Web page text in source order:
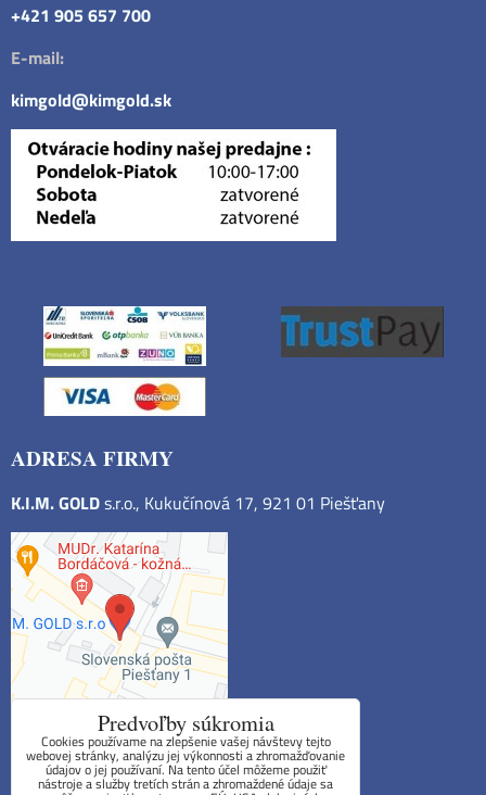
+421 905 657 700
E-mail:
kimgold@kimgold.sk
ADRESA FIRMY
K.I.M. GOLDs.r.o., Kukučínová 17, 921 01 Piešťany
Obchodné podmienky
Predvoľby súkromia
Cookies používame na zlepšenie vašej návštevy tejto
webovej stránky, analýzu jej výkonnosti a zhromažďovanie
údajov o jej používaní. Na tento účel môžeme použiť
nástroje a služby tretích strán a zhromaždené údaje sa